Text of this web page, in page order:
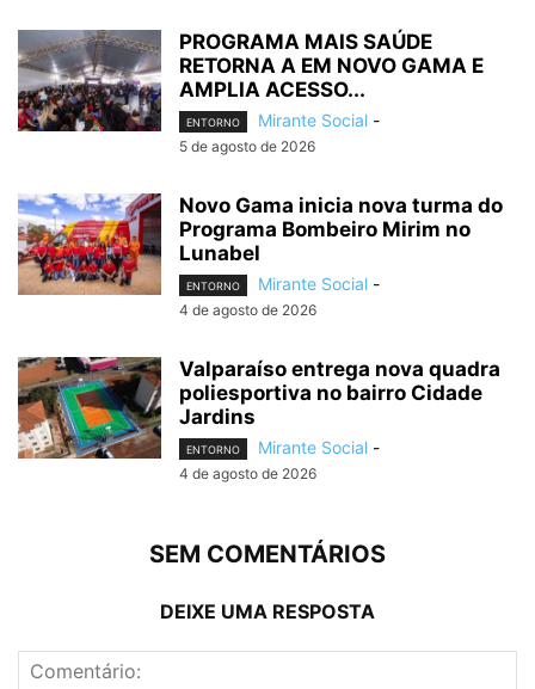
PROGRAMA MAIS SAÚDE
RETORNA A EM NOVO GAMA E
AMPLIA ACESSO...
ENTORNO Mirante Social -
5 de agosto de 2026
Novo Gama inicia nova turma do
Programa Bombeiro Mirim no
Lunabel
ENTORNO Mirante Social -
4 de agosto de 2026
Valparaíso entrega nova quadra
poliesportiva no bairro Cidade
Jardins
ENTORNO Mirante Social -
4 de agosto de 2026
SEM COMENTÁRIOS
DEIXE UMA RESPOSTA